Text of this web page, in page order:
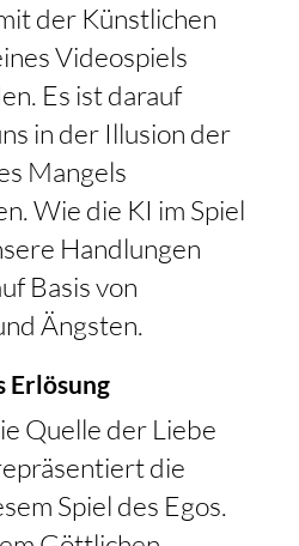
der Künstlichen
Videospiels
Es ist darauf
in der Illusion der
Mangels
Wie die KI im Spiel
Handlungen
Basis von
Ängsten.
Erlösung
Quelle der Liebe
die
Spiel des Egos.